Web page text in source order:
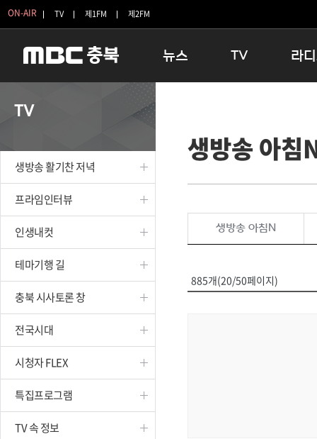
ON-AIR TV 제1FM 제2FM
뉴스
보은
옥천
TV
인생내컷
테마기행 길
시청자 FLEX
특집프로그램
라
16:00
우리 고
TV
생방송 활기찬 저녁
프라임인터뷰
인생내컷
테마기행 길
충북 시사토론 창
전국시대
시청자 FLEX
특집프로그램
TV 속 정보
생방송 아침
생방송 아침N
885개(20/50페이지)